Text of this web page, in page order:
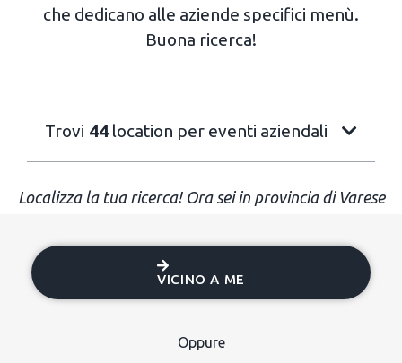
che dedicano alle aziende specifici menù.
Buona ricerca!
Trovi 44 location per eventi aziendali
Localizza la tua ricerca! Ora sei in provincia di Varese
VICINO A ME
Oppure